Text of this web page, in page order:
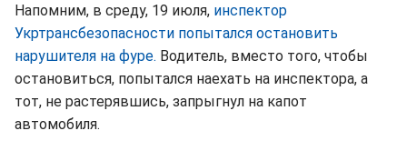
Напомним, в среду, 19 июля, инспектор
Укртрансбезопасности попытался остановить
нарушителя на фуре. Водитель, вместо того, чтобы
остановиться, попытался наехать на инспектора, а
тот, не растерявшись, запрыгнул на капот
автомобиля.